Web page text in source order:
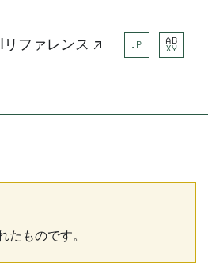
リファレンス ↗ JP
AB
XY
たものです。